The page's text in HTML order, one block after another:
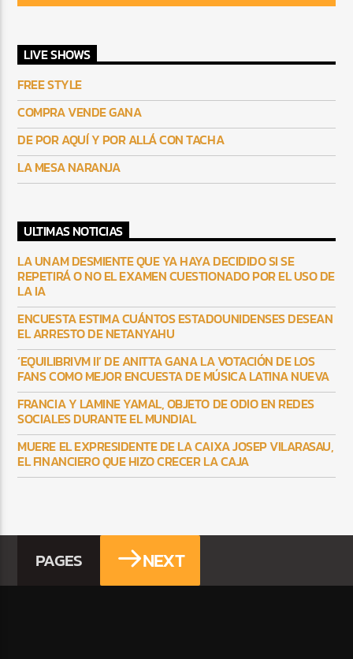
LIVE SHOWS
FREE STYLE
COMPRA VENDE GANA
DE POR AQUÍ Y POR ALLÁ CON TACHA
LA MESA NARANJA
ULTIMAS NOTICIAS
LA UNAM DESMIENTE QUE YA HAYA DECIDIDO SI SE
REPETIRÁ O NO EL EXAMEN CUESTIONADO POR EL USO DE
LA IA
ENCUESTA ESTIMA CUÁNTOS ESTADOUNIDENSES DESEAN
EL ARRESTO DE NETANYAHU
‘EQUILIBRIVM II’ DE ANITTA GANA LA VOTACIÓN DE LOS
FANS COMO MEJOR ENCUESTA DE MÚSICA LATINA NUEVA
FRANCIA Y LAMINE YAMAL, OBJETO DE ODIO EN REDES
SOCIALES DURANTE EL MUNDIAL
MUERE EL EXPRESIDENTE DE LA CAIXA JOSEP VILARASAU,
EL FINANCIERO QUE HIZO CRECER LA CAJA
PAGES NEXT